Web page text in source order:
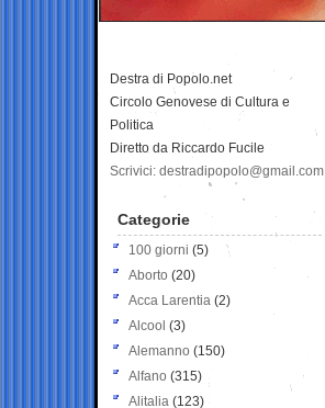
Destra di Popolo.net
Circolo Genovese di Cultura e
Politica
Diretto da Riccardo Fucile
Scrivici: destradipopolo@gmail.com
Categorie
100 giorni (5)
Aborto (20)
Acca Larentia (2)
Alcool (3)
Alemanno (150)
Alfano (315)
Alitalia (123)